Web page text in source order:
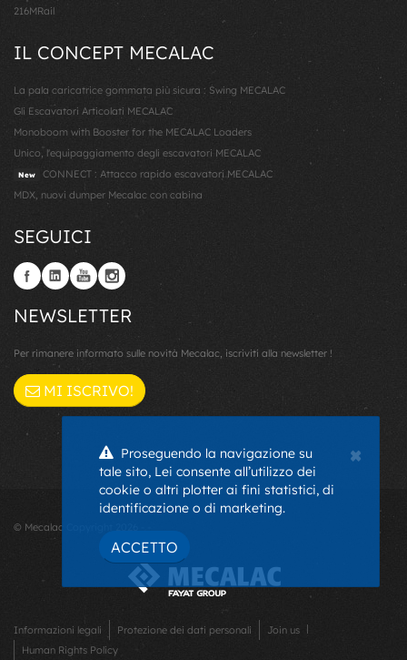
216MRail
IL CONCEPT MECALAC
La pala caricatrice gommata più sicura : Swing MECALAC
Gli Escavatori Articolati MECALAC
Monoboom with Booster for the MECALAC Loaders
Unico, l'equipaggiamento degli escavatori MECALAC
New
CONNECT : Attacco rapido escavatori MECALAC
MDX, nuovi dumper Mecalac con cabina
SEGUICI
NEWSLETTER
Per rimanere informato sulle novità Mecalac, iscriviti alla newsletter !
MI ISCRIVO!
© Mecalac Copyright 2026 - -
Informazioni legali Protezione dei dati personali
Join us
Human Rights Policy
×
Proseguendo la navigazione su
tale sito, Lei consente all’utilizzo dei
cookie o altri plotter ai fini statistici, di
identificazione o di marketing.
ACCETTO